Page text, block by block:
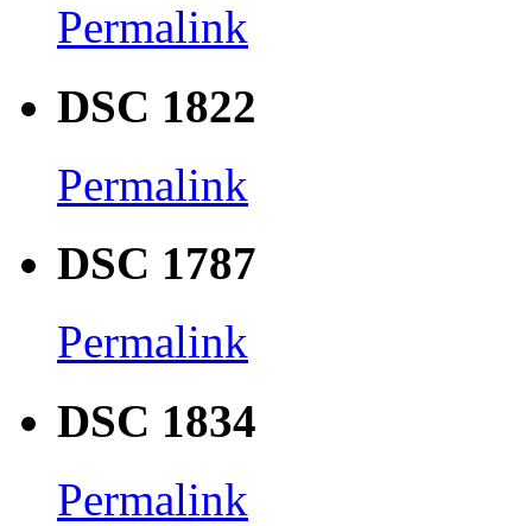
Permalink
DSC 1822
Permalink
DSC 1787
Permalink
DSC 1834
Permalink